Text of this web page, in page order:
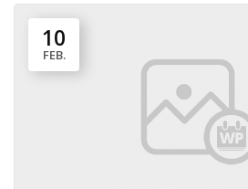
10
FEB.